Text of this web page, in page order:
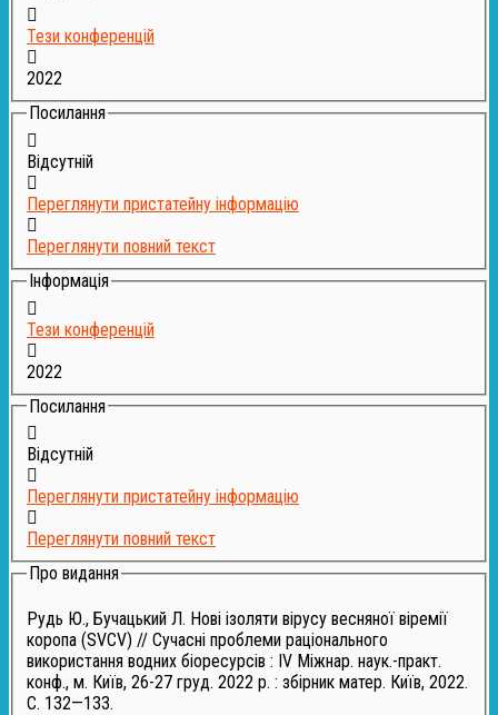
Тези конференцій
2022
Посилання
Відсутній
Переглянути пристатейну інформацію
Переглянути повний текст
Інформація
Тези конференцій
2022
Посилання
Відсутній
Переглянути пристатейну інформацію
Переглянути повний текст
Про видання
Рудь Ю., Бучацький Л. Нові ізоляти вірусу весняної віремії
коропа (SVCV) // Сучасні проблеми раціонального
використання водних біоресурсів : IV Міжнар. наук.-практ.
конф., м. Київ, 26-27 груд. 2022 р. : збірник матер. Київ, 2022.
С. 132—133.